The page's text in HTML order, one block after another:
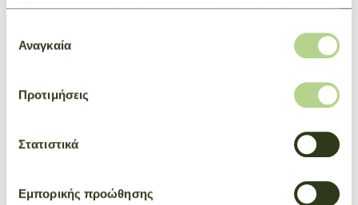
των υπηρεσιών τους.
συγκατάθεσης
Αναγκαία
Προτιμήσεις
Στατιστικά
Εμπορικής προώθησης
YOU WILL LIKE ALSO